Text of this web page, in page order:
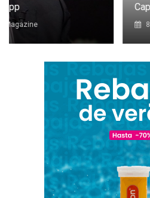
Capacidades De Europa
8 de octubre de 2025 ALS